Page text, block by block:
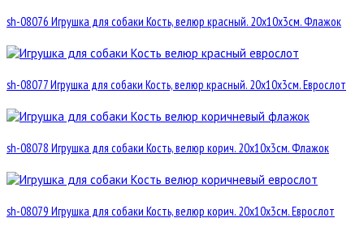
sh-08076 Игрушка для собаки Кость, велюр красный. 20х10х3см. Флажок
sh-08077 Игрушка для собаки Кость, велюр красный. 20х10х3см. Еврослот
sh-08078 Игрушка для собаки Кость, велюр корич. 20х10х3см. Флажок
sh-08079 Игрушка для собаки Кость, велюр корич. 20х10х3см. Еврослот